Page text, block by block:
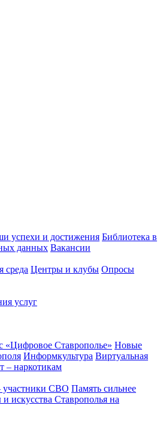
успехи и достижения Библиотека в
данных Вакансии
среда Центры и клубы Опросы
услуг
«Цифровое Ставрополье» Новые
Информкультура Виртуальная
– наркотикам
участники СВО Память сильнее
искусства Ставрополья на